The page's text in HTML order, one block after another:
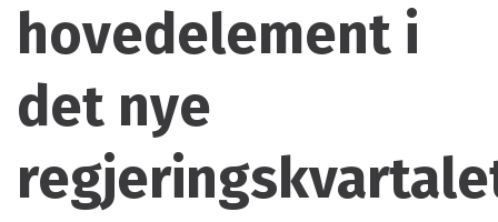
hovedelement i
det nye